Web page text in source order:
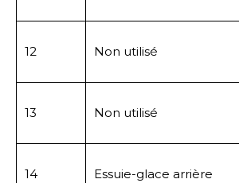
12 Non utilisé
13 Non utilisé
14 Essuie-glace arrière